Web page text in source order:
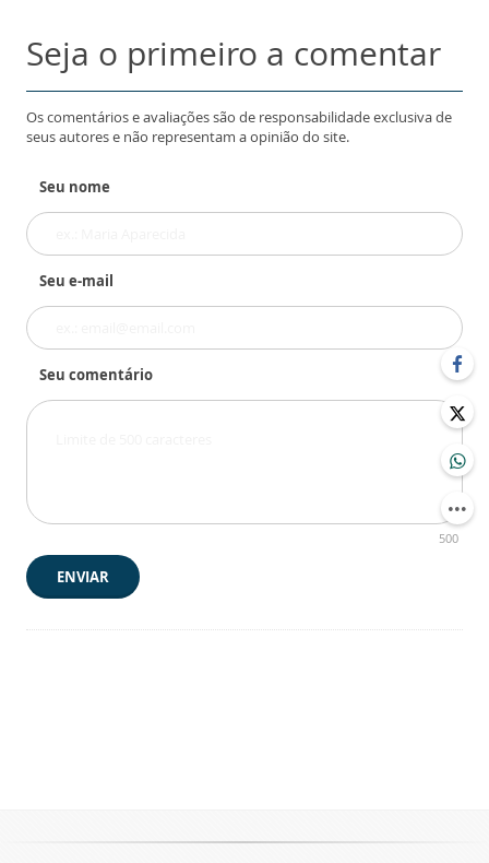
Seja o primeiro a comentar
Os comentários e avaliações são de responsabilidade exclusiva de
seus autores e não representam a opinião do site.
Seu nome
Seu e-mail
Seu comentário
500
ENVIAR